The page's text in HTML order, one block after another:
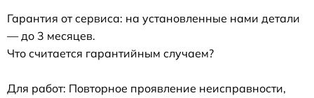
Гарантия от сервиса: на установленные нами детали
— до 3 месяцев.
Что считается гарантийным случаем?
Для работ: Повторное проявление неисправности,